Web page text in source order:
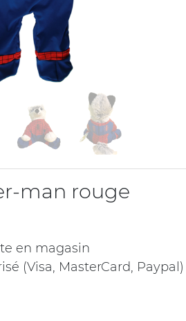
man rouge
en magasin
(Visa, MasterCard, Paypal)